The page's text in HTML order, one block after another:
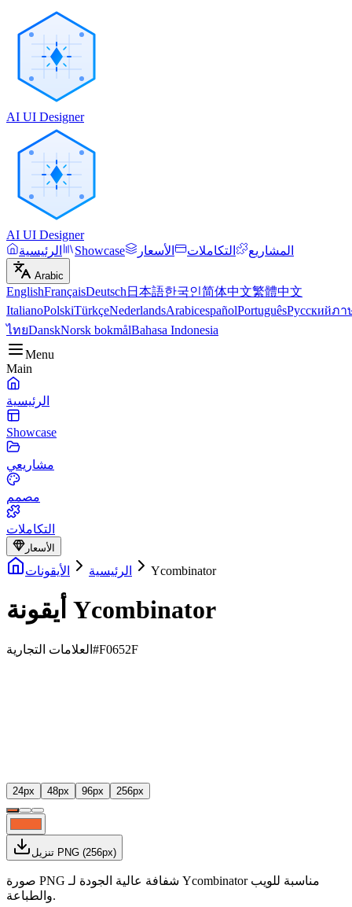
AI UI Designer
AI UI Designer
الرئيسية
Showcase المشاريع التكاملات الأسعار
Arabic
EnglishFrançaisDeutsch 日本語한국인简体中文繁體中文
ItalianoPolskiTürkçeNederlandsArabicespañolPortuguêsРусскийภา
ไทยDanskNorsk bokmålBahasa Indonesia
Menu
Main
الرئيسية
Showcase
مشاريعي
مصمم
التكاملات
الأسعار
الرئيسية الأيقونات Ycombinator
أيقونة Ycombinator
العلامات التجارية #F0652F
24px 48px 96px 256px
تنزيل PNG (256px)
صورة PNG شفافة عالية الجودة لـ Ycombinator مناسبة للويب
والطباعة.